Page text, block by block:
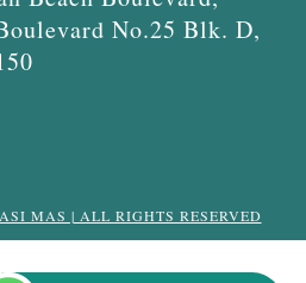
No.25 Blk. D,
MAS | ALL RIGHTS RESERVED